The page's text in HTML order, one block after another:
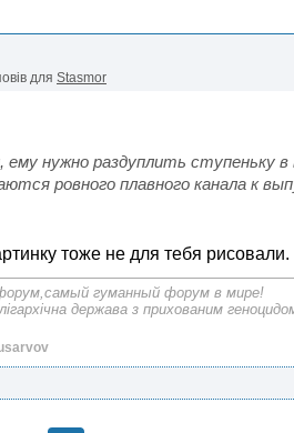
для Stasmor
ему нужно раздуплить ступеньку
ровного плавного канала к
тоже не для тебя рисовали.
гуманный форум в мире!
держава з прихованим